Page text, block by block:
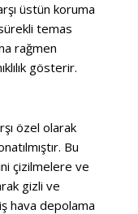
üstün koruma
temas
rağmen
gösterir.
özel olarak
Bu
çizilmelere ve
gizli ve
hava depolama